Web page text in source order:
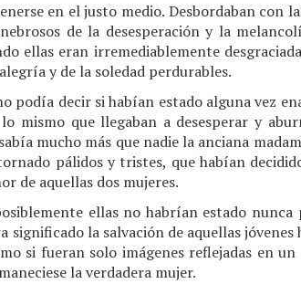
en el justo medio. Desbordaban con
de la desesperación y la
ellas eran irremediablemente
y de la soledad perdurables.
podía decir si habían estado alguna vez
mismo que llegaban a desesperar y
mucho más que nadie la anciana
pálidos y tristes, que habían
de aquellas dos mujeres.
ellas no habrían estado
significado la salvación de aquellas
si fueran solo imágenes reflejadas en
la verdadera mujer.